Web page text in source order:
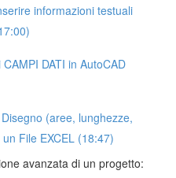
informazioni testuali
DATI in AutoCAD
(aree, lunghezze,
File EXCEL (18:47)
avanzata di un progetto: